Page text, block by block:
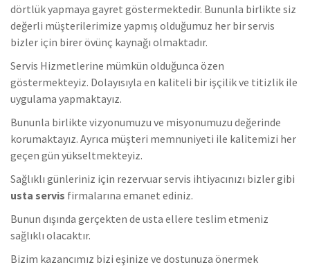
dörtlük yapmaya gayret göstermektedir. Bununla birlikte siz
değerli müşterilerimize yapmış olduğumuz her bir servis
bizler için birer övünç kaynağı olmaktadır.
Servis Hizmetlerine mümkün olduğunca özen
göstermekteyiz. Dolayısıyla en kaliteli bir işçilik ve titizlik ile
uygulama yapmaktayız.
Bununla birlikte vizyonumuzu ve misyonumuzu değerinde
korumaktayız. Ayrıca müşteri memnuniyeti ile kalitemizi her
geçen gün yükseltmekteyiz.
Sağlıklı günleriniz için rezervuar servis ihtiyacınızı bizler gibi
usta servis firmalarına emanet ediniz.
Bunun dışında gerçekten de usta ellere teslim etmeniz
sağlıklı olacaktır.
Bizim kazancımız bizi eşinize ve dostunuza önermek